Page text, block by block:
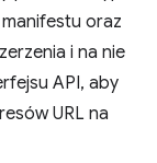
oraz
i na nie
API, aby
URL na